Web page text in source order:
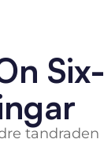
Six-
tandraden